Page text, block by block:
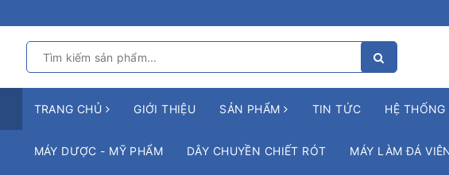
TRANG CHỦ GIỚI THIỆU SẢN PHẨM TIN TỨC HỆ
MÁY DƯỢC - MỸ PHẨM DÂY CHUYỀN CHIẾT RÓT MÁY LÀM ĐÁ